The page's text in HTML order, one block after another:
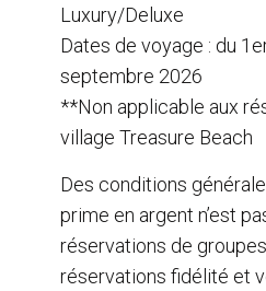
Luxury/Deluxe
Dates de voyage : du
septembre 2026
**Non applicable aux
village Treasure Beach
Des conditions
prime en argent n’est
réservations de
réservations fidélité et